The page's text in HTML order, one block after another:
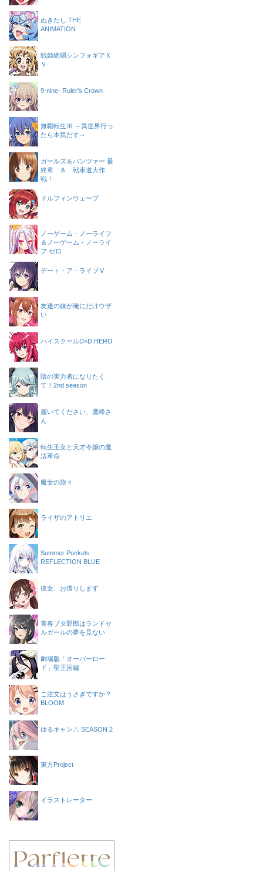
ぬきたし THE
ANIMATION
戦姫絶唱シンフォギアＸ
Ｖ
9-nine- Ruler’s Crown
無職転生Ⅲ ～異世界行っ
たら本気だす～
ガールズ＆パンツァー 最
終章 ＆ 戦車道大作
戦！
ドルフィンウェーブ
ノーゲーム・ノーライフ
＆ノーゲーム・ノーライ
フ ゼロ
デート・ア・ライブⅤ
友達の妹が俺にだけウザ
い
ハイスクールD×D HERO
陰の実力者になりたく
て！2nd season
履いてください、鷹峰さ
ん
転生王女と天才令嬢の魔
法革命
魔女の旅々
ライザのアトリエ
Summer Pockets
REFLECTION BLUE
彼女、お借りします
青春ブタ野郎はランドセ
ルガールの夢を見ない
劇場版「オーバーロー
ド」聖王国編
ご注文はうさぎですか？
BLOOM
ゆるキャン△ SEASON 2
東方Project
イラストレーター